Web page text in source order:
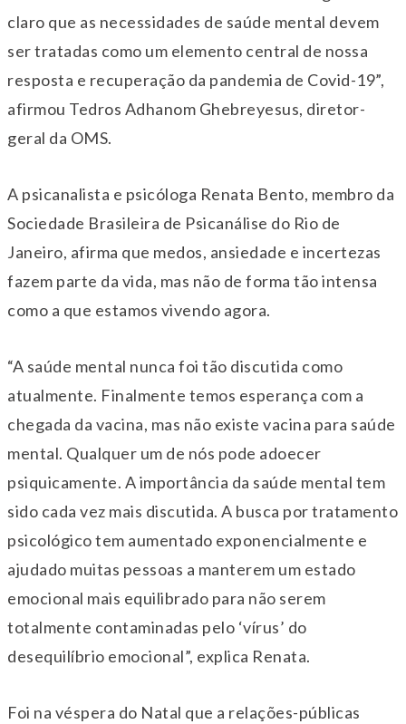
claro que as necessidades de saúde mental devem
ser tratadas como um elemento central de nossa
resposta e recuperação da pandemia de Covid-19”,
afirmou Tedros Adhanom Ghebreyesus, diretor-
geral da OMS.
A psicanalista e psicóloga Renata Bento, membro da
Sociedade Brasileira de Psicanálise do Rio de
Janeiro, afirma que medos, ansiedade e incertezas
fazem parte da vida, mas não de forma tão intensa
como a que estamos vivendo agora.
“A saúde mental nunca foi tão discutida como
atualmente. Finalmente temos esperança com a
chegada da vacina, mas não existe vacina para saúde
mental. Qualquer um de nós pode adoecer
psiquicamente. A importância da saúde mental tem
sido cada vez mais discutida. A busca por tratamento
psicológico tem aumentado exponencialmente e
ajudado muitas pessoas a manterem um estado
emocional mais equilibrado para não serem
totalmente contaminadas pelo ‘vírus’ do
desequilíbrio emocional”, explica Renata.
Foi na véspera do Natal que a relações-públicas